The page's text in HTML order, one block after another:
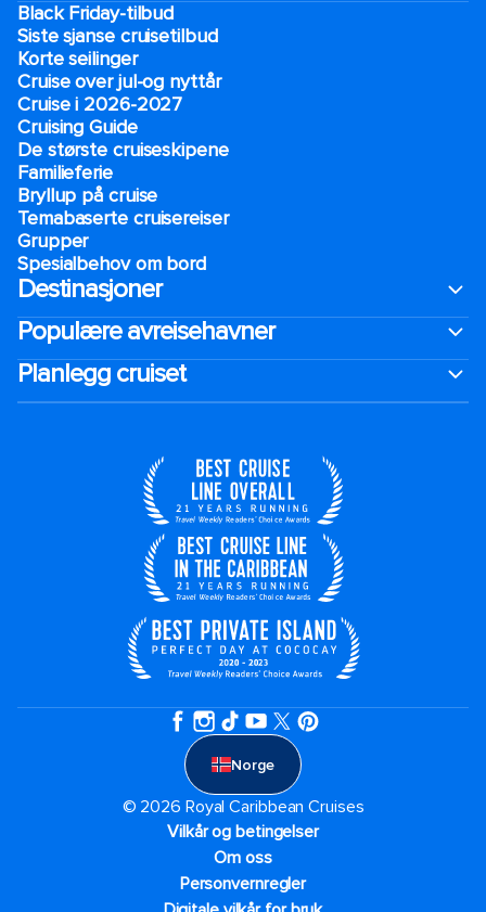
Black Friday-tilbud
Siste sjanse cruisetilbud
Korte seilinger
Cruise over jul-og nyttår
Cruise i 2026-2027
Cruising Guide
De største cruiseskipene
Familieferie
Bryllup på cruise
Temabaserte cruisereiser
Grupper
Spesialbehov om bord
Destinasjoner
Populære avreisehavner
Planlegg cruiset
Norge
© 2026 Royal Caribbean Cruises
Vilkår og betingelser
Om oss
Personvernregler